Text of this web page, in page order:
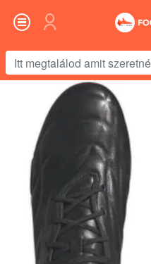
megtalálod
szeretnél....